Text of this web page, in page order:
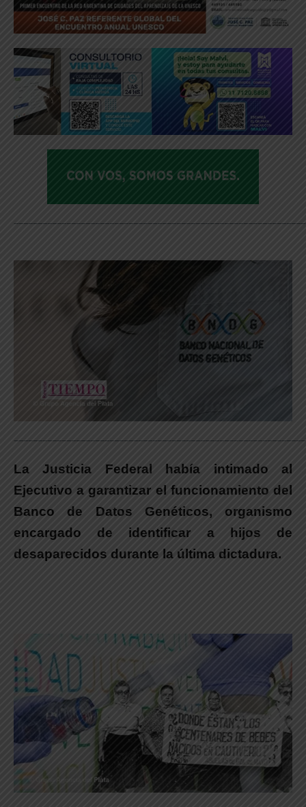
La Justicia Federal había intimado al
Ejecutivo a garantizar el funcionamiento del
Banco de Datos Genéticos, organismo
encargado de identificar a hijos de
desaparecidos durante la última dictadura.